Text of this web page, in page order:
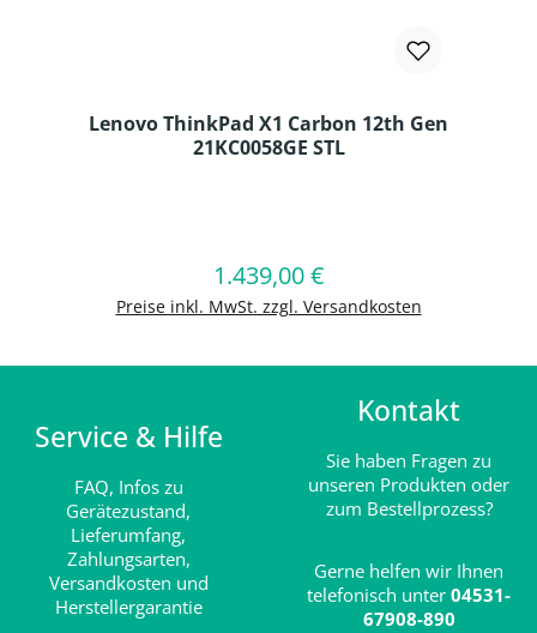
Lenovo ThinkPad X1 Carbon 12th Gen
21KC0058GE STL
Regulärer Preis:
1.439,00 €
Preise inkl. MwSt. zzgl. Versandkosten
In den Warenkorb
Service & Hilfe
FAQ, Infos zu
Gerätezustand,
Lieferumfang,
Zahlungsarten,
Versandkosten und
Herstellergarantie
Kontakt
Sie haben Fragen zu
unseren Produkten oder
zum Bestellprozess?
Gerne helfen wir Ihnen
telefonisch unter 04531-
67908-890